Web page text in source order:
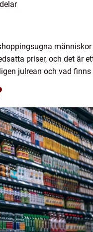
priser, och det är
julrean och vad